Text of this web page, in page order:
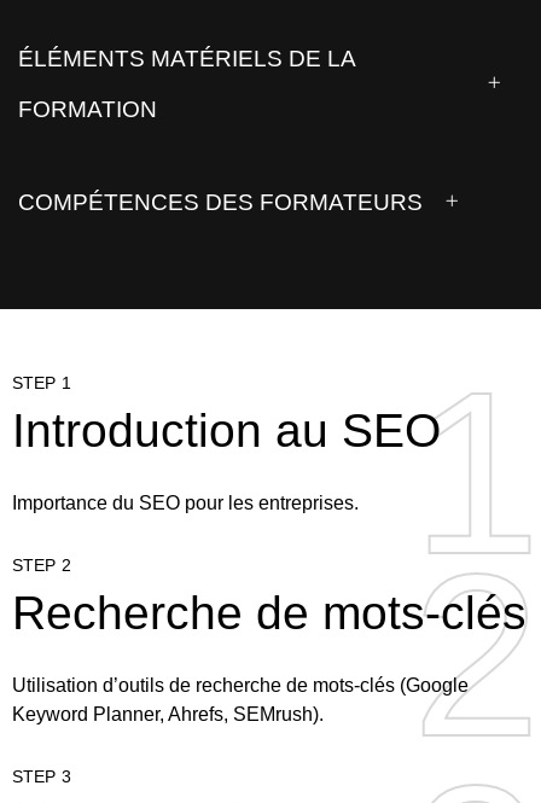
ÉLÉMENTS MATÉRIELS DE LA
FORMATION
COMPÉTENCES DES FORMATEURS
1
1
STEP 1
Introduction au SEO
Importance du SEO pour les entreprises.
2
2
STEP 2
Recherche de mots-clés
Utilisation d’outils de recherche de mots-clés (Google
Keyword Planner, Ahrefs, SEMrush).
STEP 3